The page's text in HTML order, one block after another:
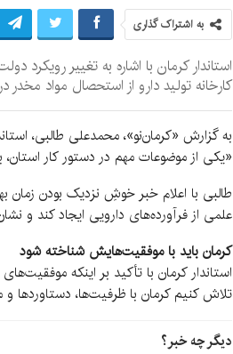
به اشتراک گذاری
استاندار کرمان با اشاره به تغییر
کارخانه تولید دارو از استحصال مواد مخدر
به گزارش «کرمان‌نو»، محمدعلی طالبی،
«یکی از موضوعات مهم در دستور کار
طالبی با اعلام خبر خوشِ نزدیک بودن زمان
علمی از فرآورده‌های دارویی ایجاد کند
کرمان باید با موفقیت‌هایش شناخته شود
استاندار کرمان با تأکید بر اینکه
تلاش کنیم کرمان با ظرفیت‌ها، دستاوردها
دیگر چه خبر؟